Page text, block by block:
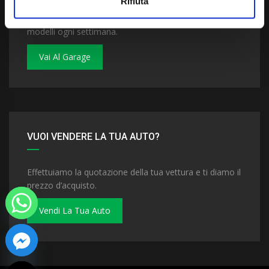
Dai un'occhiata al nostro garage. Troverai nuovi
modelli ogni settimana.
Vai Al Garage
VUOI VENDERE LA TUA AUTO?
Effettuiamo la quotazione della tua vettura e ti diamo il
prezzo d’acquisto.
Vendi La Tua Auto